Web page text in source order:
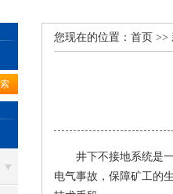
您现在的位置： 首页 >>
井下不接地系统是一
电气事故，保障矿工的